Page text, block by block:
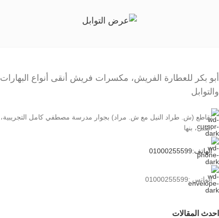
أبو بكر للعطارة الفريش، مكسرات فريش أنقى أنواع البهارات
والتوابل
تقاطع (ش. طراد النيل مع ش. مراد) بجوار مدرسة مصطفي كامل التجريبية،
الڤلل، بنها
الهاتف:01000255599
الواتس :01000255599
احدث المقالات